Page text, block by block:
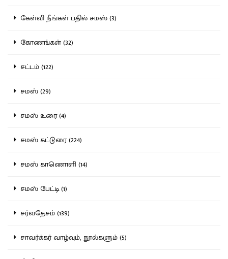
கேள்வி நீங்கள் பதில் சமஸ் (3)
கோணங்கள் (32)
சட்டம் (122)
சமஸ் (29)
சமஸ் உரை (4)
சமஸ் கட்டுரை (224)
சமஸ் காணொளி (14)
சமஸ் பேட்டி (1)
சர்வதேசம் (139)
சாவர்க்கர் வாழ்வும், நூல்களும் (5)